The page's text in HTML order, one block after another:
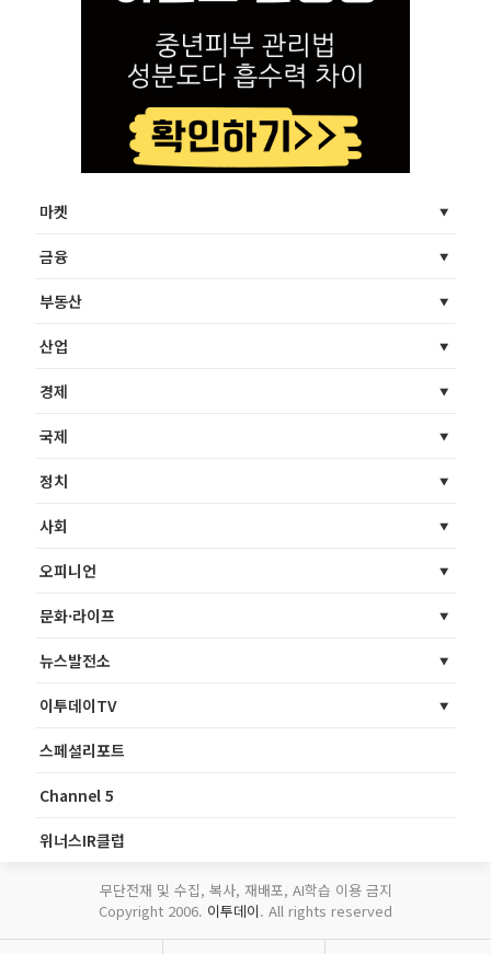
마켓
금융
부동산
산업
경제
국제
정치
사회
오피니언
문화·라이프
뉴스발전소
이투데이TV
스페셜리포트
Channel 5
위너스IR클럽
무단전재 및 수집, 복사, 재배포, AI학습 이용 금지
Copyright 2006. 이투데이. All rights reserved